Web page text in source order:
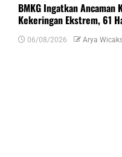
BMKG Ingatkan Ancaman
Kekeringan Ekstrem, 61
06/08/2026 Arya